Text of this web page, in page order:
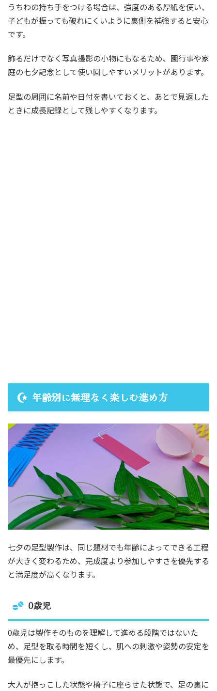
うちわの持ち手をつける場合は、強度のある厚紙を使い、
子どもが振っても破れにくいように裏側を補強すると安心
です。
飾るだけでなく写真撮影の小物にもなるため、園行事や家
庭の七夕記念として使い回しやすいメリットがあります。
足型の周囲に名前や日付を書いておくと、あとで見返した
ときに成長記録として残しやすくなります。
年齢別に無理なく楽しむ進め方
七夕の足型製作は、同じ題材でも年齢によってできる工程
が大きく変わるため、完成度より参加しやすさを優先する
と満足度が高くなります。
0歳児
0歳児は製作そのものを理解して進める段階ではないた
め、足型を取る時間を短くし、肌への刺激や姿勢の安定を
最優先にします。
大人が抱っこした状態や椅子に座らせた状態で、足の裏に